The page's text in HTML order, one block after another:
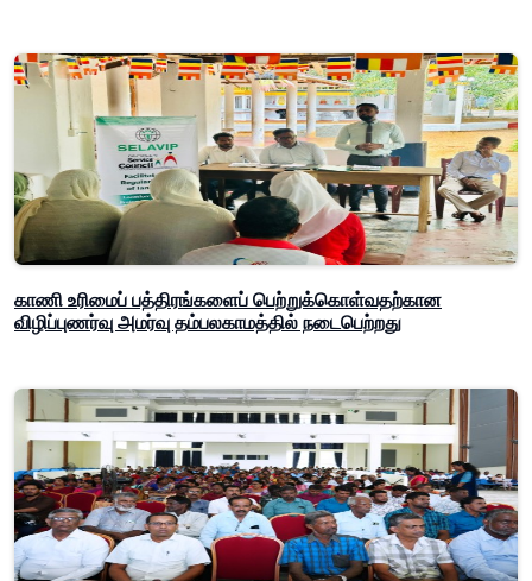
காணி உரிமைப் பத்திரங்களைப் பெற்றுக்கொள்வதற்கான
விழிப்புணர்வு அமர்வு தம்பலகாமத்தில் நடைபெற்றது